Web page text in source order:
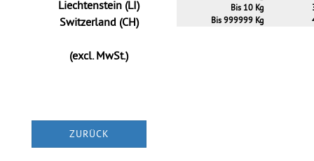
Liechtenstein (LI)
Switzerland (CH)
(excl. MwSt.)
Bis 10 Kg
Bis 999999 Kg
ZURÜCK